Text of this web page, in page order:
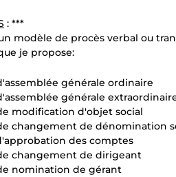
: ***
modèle de procès verbal ou
je propose:
générale ordinaire
générale
modification d'objet social
changement de dénomination
des comptes
changement de dirigeant
nomination de gérant